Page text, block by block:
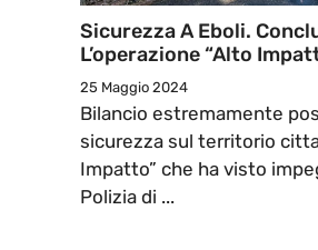
Sicurezza A Eboli.
L’operazione “Alto
25 Maggio 2024
Bilancio estremamente
sicurezza sul territorio
Impatto” che ha visto
Polizia di ...